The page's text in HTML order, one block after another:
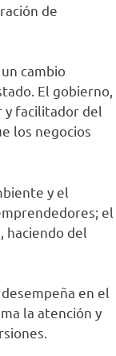
de
cambio
El gobierno,
y facilitador del
los negocios
y el
el
haciendo del
en el
la atención y